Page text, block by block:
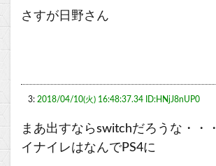
さすが日野さん
3: 2018/04/10(火) 16:48:37.34 ID:HNjJ8nUP0
まあ出すならswitchだろうな・・・
イナイレはなんでPS4に